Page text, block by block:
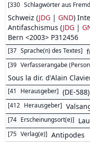
[330 Schlagwörter aus
Schweiz (JDG | GND)
Antifaschismus (JDG |
Bern <2003> P312456
[37 Sprache(n) des Textes]
[39 Verfasserangabe
Sous la dir. d'Alain
[41 Herausgeber] (DE-
[412 Herausgeber]
[74 Erscheinungsort(e)]
[75 Verlag(e)] Antipodes